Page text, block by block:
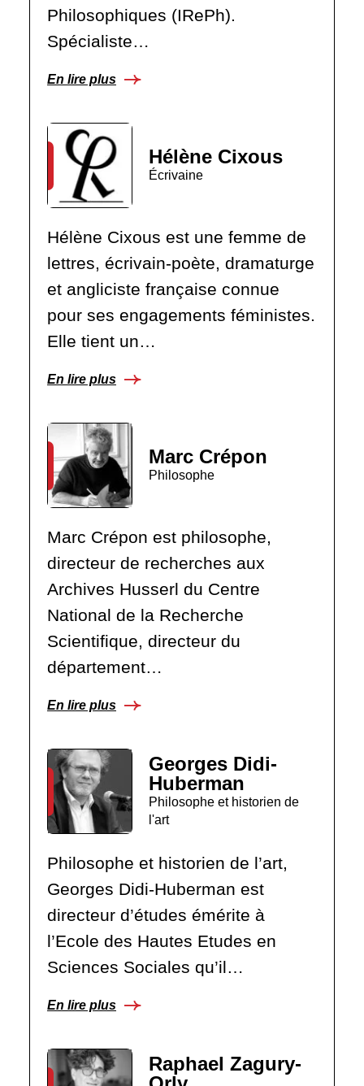
Philosophiques (IRePh).
Spécialiste…
En lire plus
Hélène Cixous
Écrivaine
Hélène Cixous est une femme de
lettres, écrivain-poète, dramaturge
et angliciste française connue
pour ses engagements féministes.
Elle tient un…
En lire plus
Marc Crépon
Philosophe
Marc Crépon est philosophe,
directeur de recherches aux
Archives Husserl du Centre
National de la Recherche
Scientifique, directeur du
département…
En lire plus
Georges Didi-
Huberman
Philosophe et historien de
l'art
Philosophe et historien de l’art,
Georges Didi-Huberman est
directeur d’études émérite à
l’Ecole des Hautes Etudes en
Sciences Sociales qu’il…
En lire plus
Raphael Zagury-